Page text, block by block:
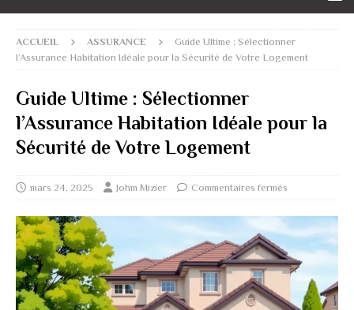
ACCUEIL ASSURANCE
Guide Ultime : Sélectionner
l’Assurance Habitation Idéale pour la Sécurité de Votre Logement
Guide Ultime : Sélectionner
l’Assurance Habitation Idéale pour la
Sécurité de Votre Logement
mars 24, 2025 Johm Mizier Commentaires fermés